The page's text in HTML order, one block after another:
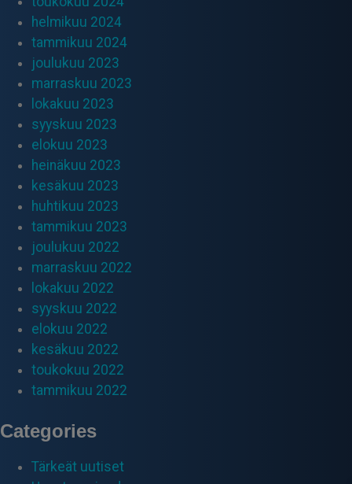
helmikuu 2024
tammikuu 2024
joulukuu 2023
marraskuu 2023
lokakuu 2023
syyskuu 2023
elokuu 2023
heinäkuu 2023
kesäkuu 2023
huhtikuu 2023
tammikuu 2023
joulukuu 2022
marraskuu 2022
lokakuu 2022
syyskuu 2022
elokuu 2022
kesäkuu 2022
toukokuu 2022
tammikuu 2022
Categories
Tärkeät uutiset